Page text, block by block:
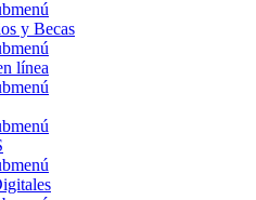
y Becas
línea